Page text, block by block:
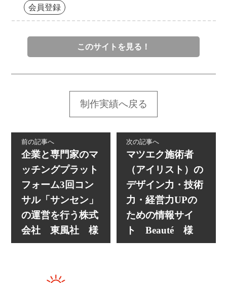
会員登録
このサイトを見る！
制作実績へ戻る
前の記事へ
企業と専門家のマ
ッチングプラット
フォーム3回コン
サル「サンセン」
の運営を行う株式
会社 東風社 様
次の記事へ
マツエク施術者
（アイリスト）の
デザイン力・技術
力・経営力UPの
ための情報サイ
ト Beauté 様